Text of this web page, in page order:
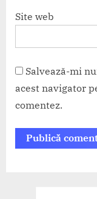
Site web
Salvează-mi
acest navigator
comentez.